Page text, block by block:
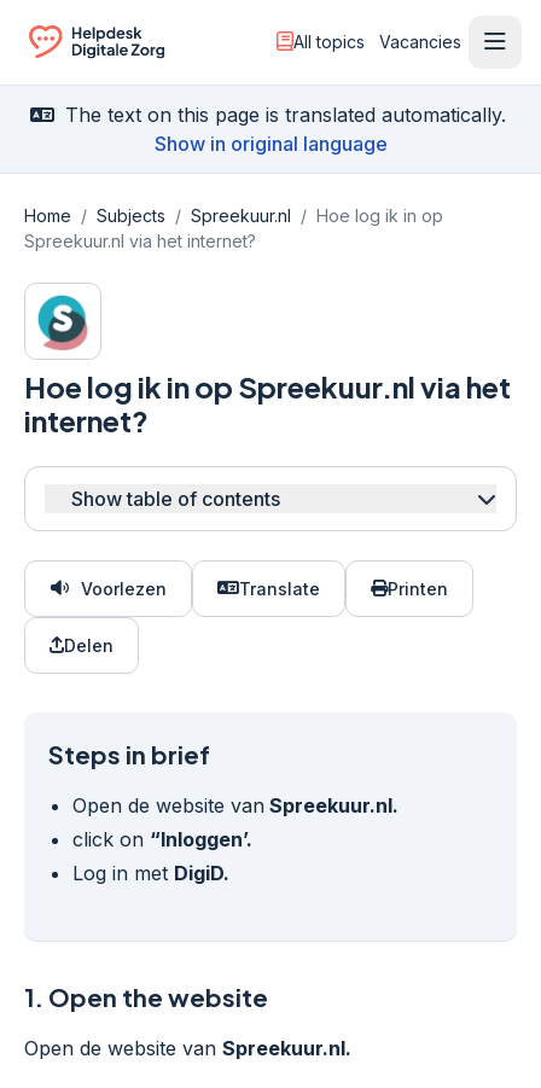
Ga naar de homepagina
All topics Vacancies
The text on this page is translated automatically.
Show in original language
Home / Subjects / Spreekuur.nl / Hoe log ik in op
Spreekuur.nl via het internet?
Hoe log ik in op Spreekuur.nl via het
internet?
Show table of contents
Voorlezen Translate Printen
Delen
Steps in brief
Open de website van Spreekuur.nl.
click on “Inloggen’.
Log in met DigiD.
1. Open the website
Open de website van Spreekuur.nl.